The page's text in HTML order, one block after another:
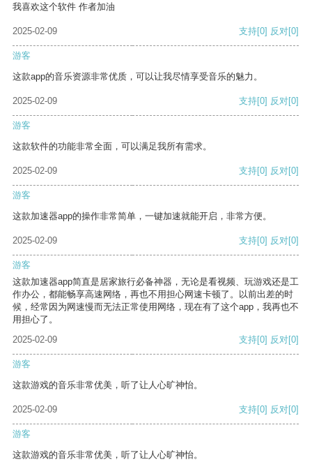
我喜欢这个软件 作者加油
2025-02-09 支持[0] 反对[0]
游客
这款app的音乐资源非常优质，可以让我尽情享受音乐的魅力。
2025-02-09 支持[0] 反对[0]
游客
这款软件的功能非常全面，可以满足我所有需求。
2025-02-09 支持[0] 反对[0]
游客
这款加速器app的操作非常简单，一键加速就能开启，非常方便。
2025-02-09 支持[0] 反对[0]
游客
这款加速器app简直是居家旅行必备神器，无论是看视频、玩游戏还是工
作办公，都能畅享高速网络，再也不用担心网速卡顿了。以前出差的时
候，经常因为网速慢而无法正常使用网络，现在有了这个app，我再也不
用担心了。
2025-02-09
支持[0] 反对[0]
游客
这款游戏的音乐非常优美，听了让人心旷神怡。
2025-02-09 支持[0] 反对[0]
游客
这款游戏的音乐非常优美，听了让人心旷神怡。